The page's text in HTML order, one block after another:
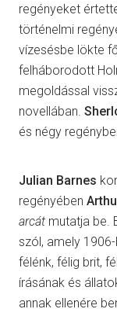
regényeket
történelmi
vízesésbe lökte
felháborodott
megoldással
novellában.
és négy
Julian Barnes
regényében
arcát mutatja be.
szól, amely
félénk, félig brit,
írásának és
annak ellenére